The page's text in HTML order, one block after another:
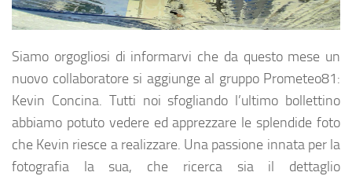
Siamo orgogliosi di informarvi che da questo mese un
nuovo collaboratore si aggiunge al gruppo Prometeo81:
Kevin Concina. Tutti noi sfogliando l’ultimo bollettino
abbiamo potuto vedere ed apprezzare le splendide foto
che Kevin riesce a realizzare. Una passione innata per la
fotografia la sua, che ricerca sia il dettaglio